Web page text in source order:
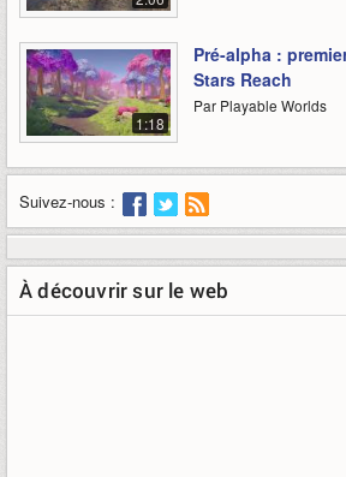
1:18
Pré-alpha :
Stars Reach
Par Playable Worlds
Suivez-nous :
À découvrir sur le web